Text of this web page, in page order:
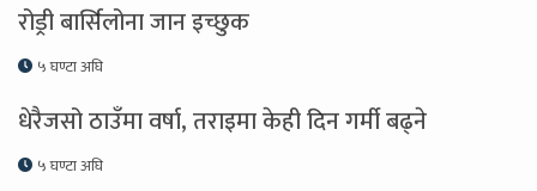
रोड्री बार्सिलोना जान इच्छुक
५ घण्टा अघि
धेरैजसो ठाउँमा वर्षा, तराइमा केही दिन गर्मी बढ्ने
५ घण्टा अघि